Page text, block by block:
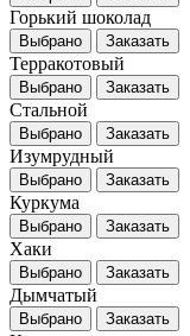
Горький шоколад
Выбрано Заказать
Терракотовый
Выбрано Заказать
Стальной
Выбрано Заказать
Изумрудный
Выбрано Заказать
Куркума
Выбрано Заказать
Хаки
Выбрано Заказать
Дымчатый
Выбрано Заказать